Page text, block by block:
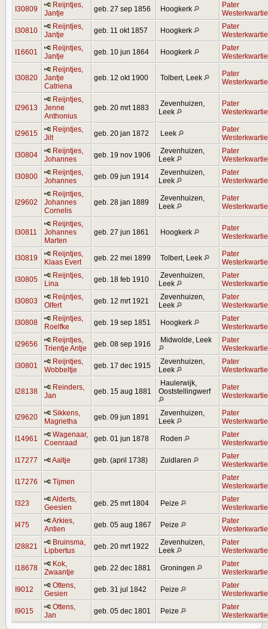
I30809
Reijntjes,
Jantje
geb. 27 sep 1856 Hoogkerk
Pater
I30810
Reijntjes,
Jantje
geb. 11 okt 1857 Hoogkerk
Pater
I16601
Reijntjes,
Jantje
geb. 10 jun 1864 Hoogkerk
Pater
I30820
Reijntjes,
Jantje
Catriena
geb. 12 okt 1900 Tolbert, Leek
Pater
I29613
Reijntjes,
Jenne
Anthonius
geb. 20 mrt 1883
Zevenhuizen,
Leek
Pater
I29615
Reijntjes,
Jilt
geb. 20 jan 1872 Leek
Pater
I30804
Reijntjes,
Johannes
geb. 19 nov 1906
Zevenhuizen,
Leek
Pater
I30800
Reijntjes,
Johannes
geb. 09 jun 1914
Zevenhuizen,
Leek
Pater
I29602
Reijntjes,
Johannes
Cornelis
geb. 28 jan 1889
Zevenhuizen,
Leek
Pater
I30811
Reijntjes,
Johannes
Marten
geb. 27 jun 1861 Hoogkerk
Pater
I30819
Reijntjes,
Klaas Evert
geb. 22 mei 1899 Tolbert, Leek
Pater
I30805
Reijntjes,
Lina
geb. 18 feb 1910
Zevenhuizen,
Leek
Pater
I30803
Reijntjes,
Olfert
geb. 12 mrt 1921
Zevenhuizen,
Leek
Pater
I30808
Reijntjes,
Roelfke
geb. 19 sep 1851 Hoogkerk
Pater
I29656
Reijntjes,
Trientje Antje
geb. 08 sep 1916 Midwolde, Leek
Pater
I30801
Reijntjes,
Wobbeltje
geb. 17 dec 1915
Zevenhuizen,
Leek
Pater
I28138
Reinders,
Jan
geb. 15 aug 1881
Haulerwijk,
Ooststellingwerf
Pater
I29620
Sikkens,
Magrietha
geb. 09 jun 1891
Zevenhuizen,
Leek
Pater
I14961
Wagenaar,
Coenraad
geb. 01 jun 1878 Roden
Pater
I17277 Aaltje geb. (april 1738) Zuidlaren
Pater
I17276 Tijmen
Pater
I323
Alderts,
Geesien
geb. 25 mrt 1804 Peize
Pater
I475
Arkies,
Antien
geb. 05 aug 1867 Peize
Pater
I28821
Bruinsma,
Lipbertus
geb. 20 mrt 1922
Zevenhuizen,
Leek
Pater
I18678
Kok,
Zwaantje
geb. 22 dec 1881 Groningen
Pater
I9012
Ottens,
Gesien
geb. 31 jul 1842 Peize
Pater
I9015
Ottens,
Jan
geb. 05 dec 1801 Peize
Pater